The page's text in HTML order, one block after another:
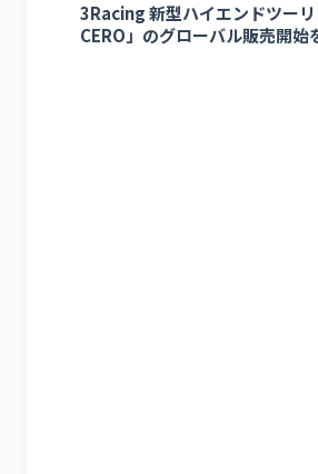
3Racing 新型ハイエンドツー
CERO」のグローバル販売開始